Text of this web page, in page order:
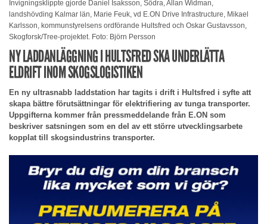
Invigningsklippte gjorde Daniel Isaksson, Södra, Allan Widman,
landshövding Kalmar län, Marie Feuk, vd E.ON Drive Infrastructure, Mikael
Karlsson, kommunstyrelsens ordförande Hultsfred och Oskar Gustavsson,
Skogforsk/Tree-projektet. Foto: Björn Persson
NY LADDANLÄGGNING I HULTSFRED SKA UNDERLÄTTA
ELDRIFT INOM SKOGSLOGISTIKEN
En ny ultrasnabb laddstation har tagits i drift i Hultsfred i syfte att
skapa bättre förutsättningar för elektrifiering av tunga transporter.
Uppgifterna kommer från pressmeddelande från E.ON som
beskriver satsningen som en del av ett större utvecklingsarbete
kopplat till skogsindustrins transporter.